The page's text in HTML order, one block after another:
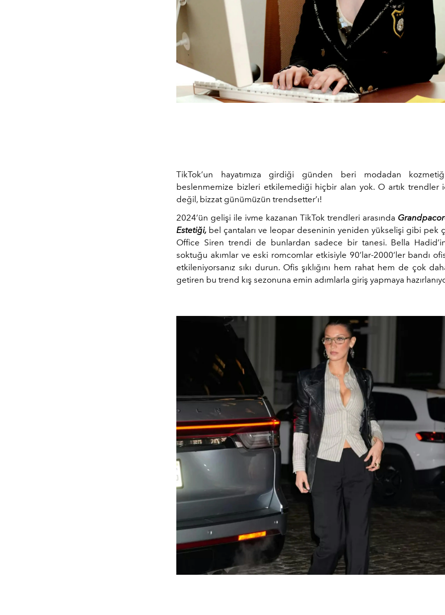
TikTok’un hayatımıza girdiği günden beri modadan
beslenmemize bizleri etkilemediği hiçbir alan yok. O artık trendler
değil, bizzat günümüzün trendsetter’ı!
2024’ün gelişi ile ivme kazanan TikTok trendleri arasında
Estetiği, bel çantaları ve leopar deseninin yeniden yükselişi gibi pek
Office Siren trendi de bunlardan sadece bir tanesi. Bella Hadid’in
soktuğu akımlar ve eski romcomlar etkisiyle 90’lar-2000’ler bandı ofis
etkileniyorsanız sıkı durun. Ofis şıklığını hem rahat hem de çok
getiren bu trend kış sezonuna emin adımlarla giriş yapmaya